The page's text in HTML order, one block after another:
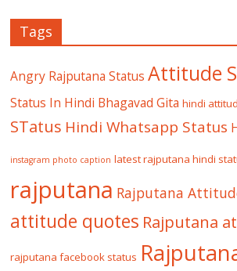
Tags
Angry Rajputana Status Attitude
Status In Hindi Bhagavad Gita hindi
STatus Hindi Whatsapp Status
instagram photo caption latest rajputana hindi
rajputana Rajputana
attitude quotes Rajputana
rajputana facebook status